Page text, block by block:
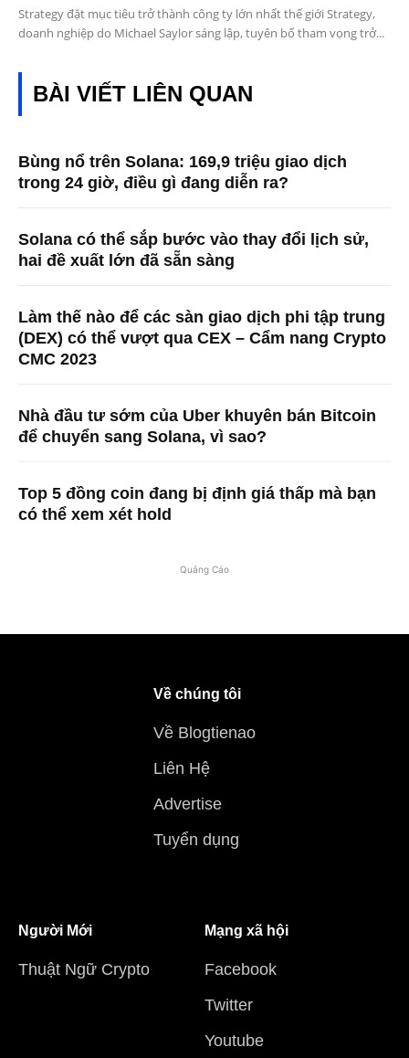
Strategy đặt mục tiêu trở thành công ty lớn nhất thế giới Strategy,
doanh nghiệp do Michael Saylor sáng lập, tuyên bố tham vọng trở...
BÀI VIẾT LIÊN QUAN
Bùng nổ trên Solana: 169,9 triệu giao dịch
trong 24 giờ, điều gì đang diễn ra?
Solana có thể sắp bước vào thay đổi lịch sử,
hai đề xuất lớn đã sẵn sàng
Làm thế nào để các sàn giao dịch phi tập trung
(DEX) có thể vượt qua CEX – Cẩm nang Crypto
CMC 2023
Nhà đầu tư sớm của Uber khuyên bán Bitcoin
để chuyển sang Solana, vì sao?
Top 5 đồng coin đang bị định giá thấp mà bạn
có thể xem xét hold
Quảng Cáo
Về chúng tôi
Về Blogtienao
Liên Hệ
Advertise
Tuyển dụng
Người Mới
Thuật Ngữ Crypto
Mạng xã hội
Facebook
Twitter
Youtube